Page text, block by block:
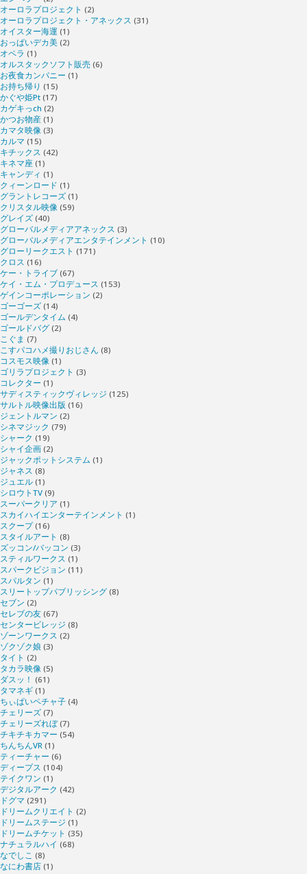
オーロラプロジェクト (2)
オーロラプロジェクト・アネックス (31)
オイスター海運 (1)
おっぱいデカ美 (2)
オペラ (1)
オルスタックソフト販売 (6)
お夜食カンパニー (1)
お持ち帰り (15)
かぐや姫Pt (17)
カゲキっch (2)
かつお物産 (1)
カマタ映像 (3)
カルマ (15)
キチックス (42)
キネマ座 (1)
キャンディ (1)
クィーンロード (1)
グラントレコーズ (1)
クリスタル映像 (59)
グレイズ (40)
グローバルメディアアネックス (3)
グローバルメディアエンタテインメント (10)
グローリークエスト (171)
クロス (16)
ケー・トライブ (67)
ケイ・エム・プロデュース (153)
ゲインコーポレーション (2)
ゴーゴーズ (14)
ゴールデンタイム (4)
ゴールドバグ (2)
こぐま (7)
こすパコハメ撮りおじさん (8)
コスモス映像 (1)
ゴリラプロジェクト (3)
コレクター (1)
サディスティックヴィレッジ (125)
サルトル映像出版 (16)
ジェントルマン (2)
シネマジック (79)
シャーク (19)
シャイ企画 (2)
ジャックポットシステム (1)
ジャネス (8)
ジュエル (1)
シロウトTV (9)
スーパークリア (1)
スカイハイエンターテインメント (1)
スクープ(16)
スタイルアート (8)
ズッコン/バッコン (3)
スティルワークス (1)
スパークビジョン (11)
スパルタン (1)
スリートップパブリッシング (8)
セブン (2)
セレブの友 (67)
センタービレッジ (8)
ゾーンワークス (2)
ゾクゾク娘 (3)
タイト (2)
タカラ映像 (5)
ダスッ！ (61)
タマネギ (1)
ちぃぱいペチャ子 (4)
チェリーズ (7)
チェリーズれぼ(7)
チキチキカマー (54)
ちんちんVR (1)
ティーチャー (6)
ディープス (104)
テイクワン (1)
デジタルアーク (42)
ドグマ (291)
ドリームクリエイト (2)
ドリームステージ (1)
ドリームチケット (35)
ナチュラルハイ (68)
なでしこ (8)
なにわ書店 (1)